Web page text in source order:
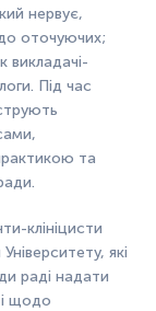
нервує,
оточуючих;
Під час
та
клініцисти
які
раді надати
і щодо